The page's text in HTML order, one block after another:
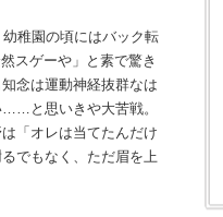
稚園の頃にはバック転
スゲーや」と素で驚き
念は運動神経抜群なは
と思いきや大苦戦。
「オレは当てたんだけ
でもなく、ただ眉を上